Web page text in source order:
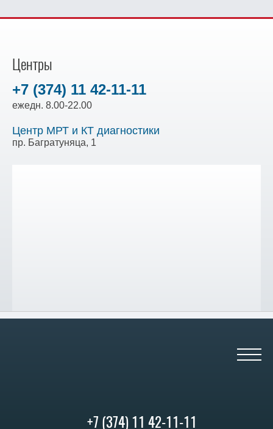
Центры
+7 (374) 11 42-11-11
ежедн. 8.00-22.00
Центр МРТ и КТ диагностики
пр. Багратуняца, 1
+7 (374) 11 42-11-11